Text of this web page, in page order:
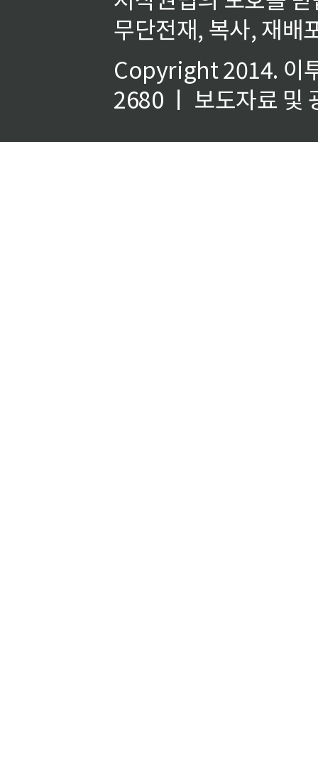
무단전재, 복사, 재배
Copyright 2014. 이
2680 ㅣ 보도자료